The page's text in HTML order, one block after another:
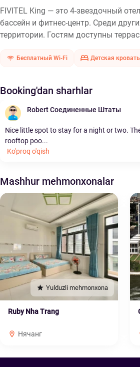
FIVITEL King — это 4-звездочный
бассейн и фитнес-центр. Среди
территории. Гостям доступны
Бесплатный Wi-Fi Детская кровать
Booking'dan sharhlar
Robert Соединенные Штаты
Nice little spot to stay for a night or two.
rooftop poo...
Ko'proq o'qish
Mashhur mehmonxonalar
Yulduzli mehmonxona
Ruby Nha Trang
Нячанг